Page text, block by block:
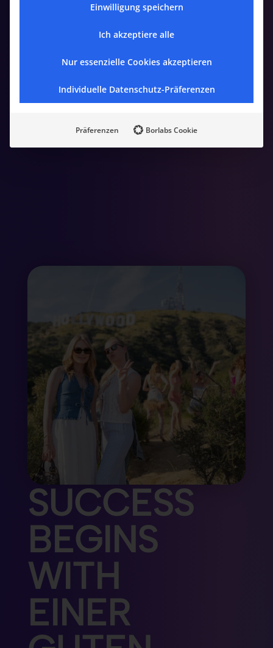
SUCCESS
BEGINS
WITH
Einwilligung speichern
Ich akzeptiere alle
Nur essenzielle Cookies akzeptieren
Individuelle Datenschutz-Präferenzen
Präferenzen Borlabs Cookie